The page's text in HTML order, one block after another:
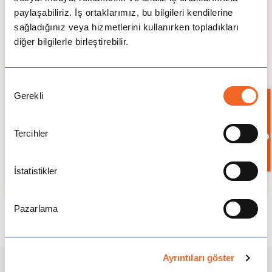
paylaşabiliriz. İş ortaklarımız, bu bilgileri kendilerine
sağladığınız veya hizmetlerini kullanırken topladıkları
diğer bilgilerle birleştirebilir.
Seçimi
Gerekli
Tercihler
İstatistikler
Pazarlama
Ayrıntıları göster
Kampüs dışı paylaşımlı daireler
Aile yanı konaklama (sınırlı)
Stony Brook Üniversitesi
Mezuniyet Sonrası Fırsatlar
Stony Brook Üniversitesi, mezuniyet sonrası kariyer
planlaması için öğrencilerine çeşitli olanaklar sunar.
programları sayesinde öğrenciler iş hayatına güçlü
bir başlangıç yapabilir. STEM (bilim, teknoloji,
öğrenciler, OPT uzatması sayesinde ABD’de 3 yıla
Bilgi İste